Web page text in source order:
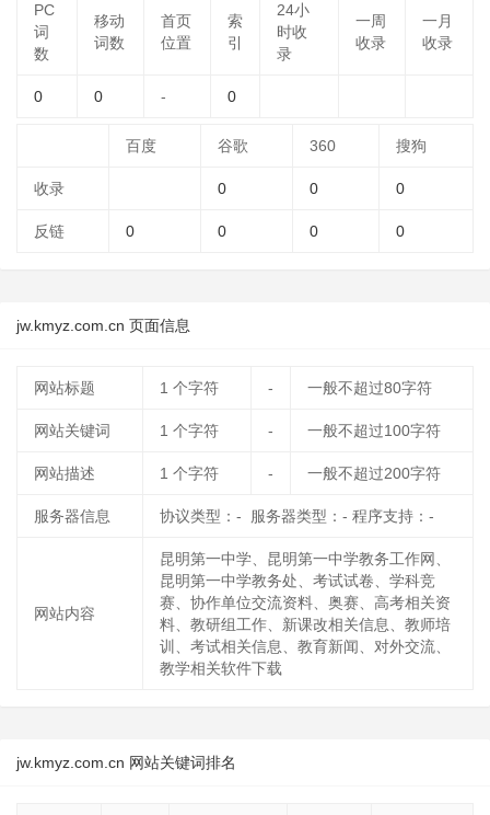
PC
词
数
移动
词数
首页
位置
索
引
24小
时收
录
一周
收录
一月
收录
0 0 - 0
百度 谷歌 360 搜狗
收录 0 0 0
反链 0 0 0 0
jw.kmyz.com.cn 页面信息
网站标题 1 个字符 - 一般不超过80字符
网站关键词 1 个字符 - 一般不超过100字符
网站描述 1 个字符 - 一般不超过200字符
服务器信息 协议类型：- 服务器类型：- 程序支持：-
网站内容
昆明第一中学、昆明第一中学教务工作网、
昆明第一中学教务处、考试试卷、学科竞
赛、协作单位交流资料、奥赛、高考相关资
料、教研组工作、新课改相关信息、教师培
训、考试相关信息、教育新闻、对外交流、
教学相关软件下载
jw.kmyz.com.cn 网站关键词排名